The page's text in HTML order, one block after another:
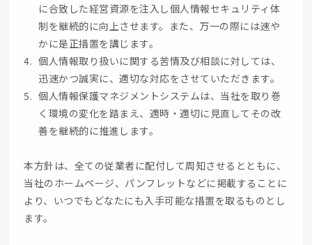
に合致した経営資源を注入し個人情報セキュリティ体
制を継続的に向上させます。また、万一の際には速や
かに是正措置を講じます。
個人情報取り扱いに関する苦情及び相談に対しては、
迅速かつ誠実に、適切な対応をさせていただきます。
個人情報保護マネジメントシステムは、当社を取り巻
く環境の変化を踏まえ、適時・適切に見直してその改
善を継続的に推進します。
本方針は、全ての従業者に配付して周知させるとともに、
当社のホームページ、パンフレットなどに掲載することに
より、いつでもどなたにも入手可能な措置を取るものとし
ます。